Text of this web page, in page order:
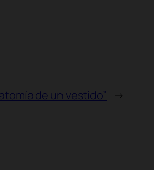
de un vestido” →